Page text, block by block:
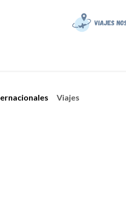
Viajes